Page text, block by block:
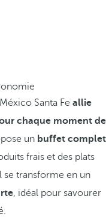
Santa Fe allie
chaque moment de
un buffet complet
frais et des plats
se transforme en un
, idéal pour savourer